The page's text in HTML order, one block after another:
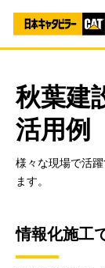
秋葉建
活用例
様々な現場で活
ます。
情報化施工